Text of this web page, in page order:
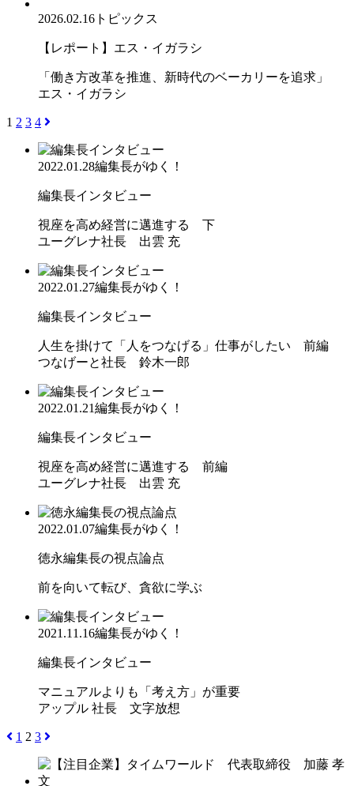
2026.02.16 トピックス
【レポート】エス・イガラシ
「働き方改革を推進、新時代のベーカリーを追求」
エス・イガラシ
1 2 3 4
2022.01.28編集長がゆく！
編集長インタビュー
視座を高め経営に邁進する 下
ユーグレナ社長 出雲 充
2022.01.27編集長がゆく！
編集長インタビュー
人生を掛けて「人をつなげる」仕事がしたい 前編
つなげーと社長 鈴木一郎
2022.01.21編集長がゆく！
編集長インタビュー
視座を高め経営に邁進する 前編
ユーグレナ社長 出雲 充
2022.01.07編集長がゆく！
徳永編集長の視点論点
前を向いて転び、貪欲に学ぶ
2021.11.16編集長がゆく！
編集長インタビュー
マニュアルよりも「考え方」が重要
アップル 社長 文字放想
1 2 3